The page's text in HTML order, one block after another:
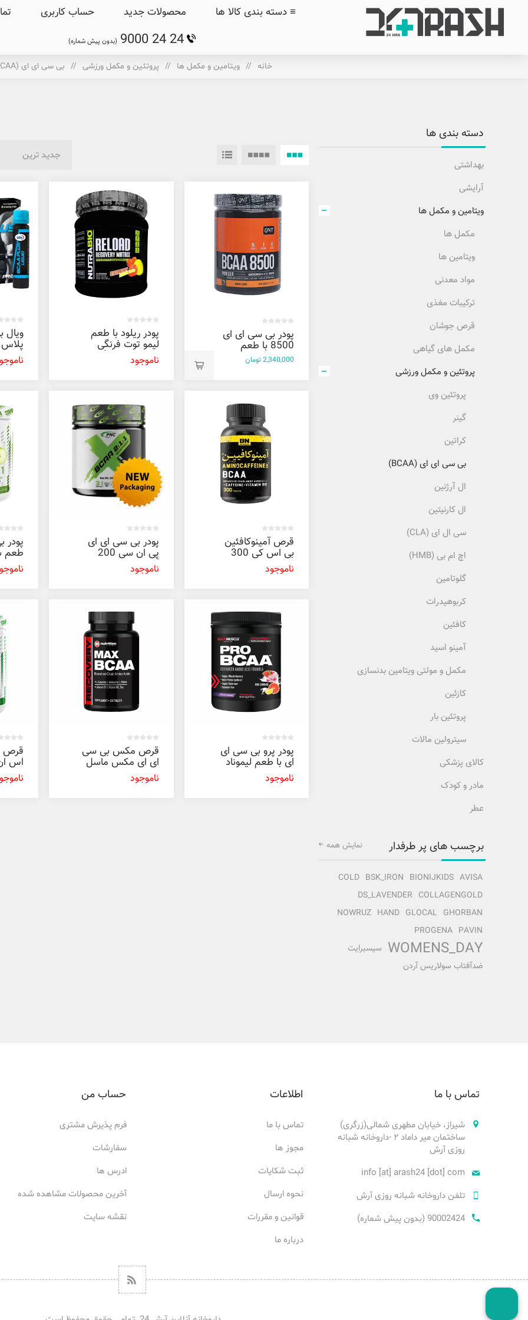
≡ دسته بندی کالا ها محصولات جدید حساب کاربری
9000 24 24 (بدون پیش شماره)
خانه / ویتامین و مکمل ها / پروتئین و مکمل ورزشی / بی سی ای ای (BCAA)
پودر بی سی ای ای
8500 با طعم
پرتقال کیو ان تی
350 گرم
2,340,000 تومان
پودر ریلود با طعم
لیمو توت فرنگی
نوترابایو 858 گرم
ناموجود
پلاس
یوروویتال
قرص آمینوکافئین
بی اس کی 300
عددی
ناموجود
پودر بی سی ای ای
پی ان سی 200
گرم
ناموجود
طعم
ان 250 گرم
پودر پرو بی سی ای
ای با طعم لیموناد
گرم
ناموجود
قرص مکس بی سی
ای ای مکس ماسل
120 عددی
ناموجود
قرص
عددی
دسته بندی ها
بهداشتی
آرایشی
ویتامین و مکمل ها
مکمل ها
ویتامین ها
مواد معدنی
ترکیبات مغذی
قرص جوشان
مکمل های گیاهی
پروتئین و مکمل ورزشی
پروتئین وی
گینر
کراتین
بی سی ای ای (BCAA)
ال آرژنین
ال کارنیتین
سی ال ای (CLA)
اچ ام بی (HMB)
گلوتامین
کربوهیدرات
کافئین
آمینو اسید
مکمل و مولتی ویتامین بدنسازی
کازئین
پروتئین بار
سیترولین مالات
کالای پزشکی
مادر و کودک
عطر
برچسب های پر طرفدار
AVISA
BIONIJKIDS
BSK_IRON
COLD
COLLAGENGOLD
DS_LAVENDER
GHORBAN
GLOCAL
HAND
NOWRUZ
PAVIN
PROGENA
WOMENS_DAY سیسبرایت
ضدآفتاب سولاریس آردن
نمایش همه
تماس با ما
شیراز، خیابان مطهری شمالی(زرگری)
ساختمان میر داماد ۲ -داروخانه شبانه
روزی آرش
info [at] arash24 [dot] com
تلفن داروخانه شبانه روزی آرش
90002424 (بدون پیش شماره)
اطلاعات
تماس با ما
مجوز ها
ثبت شکایات
نحوه ارسال
قوانین و مقررات
درباره ما
حساب من
فرم پذیرش مشتری
سفارشات
ادرس ها
آخرین محصولات مشاهده شده
نقشه سایت